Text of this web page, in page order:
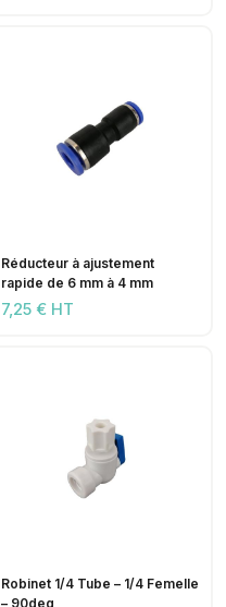
Réducteur à ajustement
rapide de 6 mm à 4 mm
7,25 € HT
Robinet 1/4 Tube – 1/4 Femelle
– 90deg